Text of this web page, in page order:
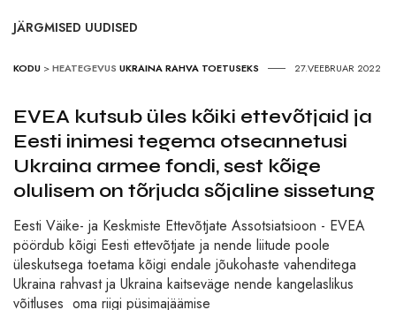
JÄRGMISED UUDISED
KODU >HEATEGEVUS UKRAINA RAHVA TOETUSEKS 27.VEEBRUAR 2022
EVEA kutsub üles kõiki ettevõtjaid ja
Eesti inimesi tegema otseannetusi
Ukraina armee fondi, sest kõige
olulisem on tõrjuda sõjaline sissetung
Eesti Väike- ja Keskmiste Ettevõtjate Assotsiatsioon - EVEA
pöördub kõigi Eesti ettevõtjate ja nende liitude poole
üleskutsega toetama kõigi endale jõukohaste vahenditega
Ukraina rahvast ja Ukraina kaitseväge nende kangelaslikus
võitluses oma riigi püsimajäämise